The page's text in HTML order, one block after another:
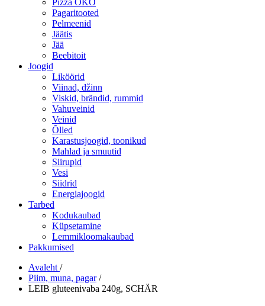
Pizza OKO
Pagaritooted
Pelmeenid
Jäätis
Jää
Beebitoit
Joogid
Liköörid
Viinad, džinn
Viskid, brändid, rummid
Vahuveinid
Veinid
Õlled
Karastusjoogid, toonikud
Mahlad ja smuutid
Siirupid
Vesi
Siidrid
Energiajoogid
Tarbed
Kodukaubad
Küpsetamine
Lemmikloomakaubad
Pakkumised
Avaleht /
Piim, muna, pagar /
LEIB gluteenivaba 240g, SCHÄR